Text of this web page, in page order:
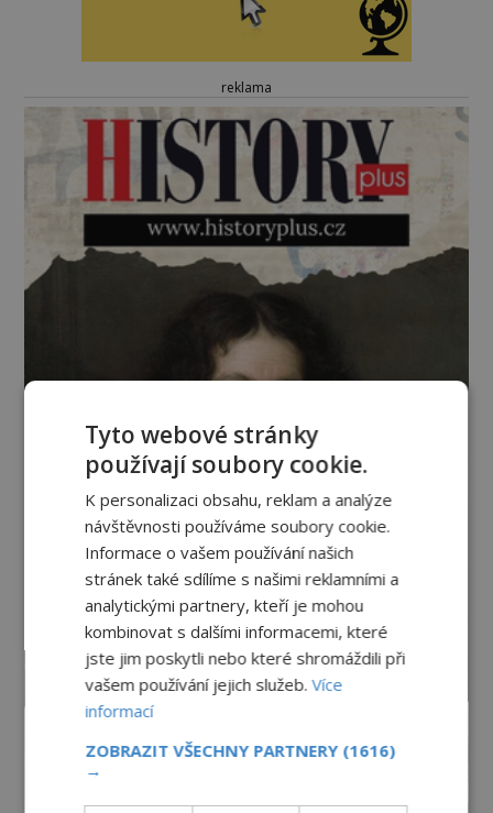
reklama
Tyto webové stránky
používají soubory cookie.
K personalizaci obsahu, reklam a analýze
návštěvnosti používáme soubory cookie.
Informace o vašem používání našich
stránek také sdílíme s našimi reklamními a
analytickými partnery, kteří je mohou
kombinovat s dalšími informacemi, které
jste jim poskytli nebo které shromáždili při
vašem používání jejich služeb.Více
informací
ZOBRAZIT VŠECHNY PARTNERY (1616)
→